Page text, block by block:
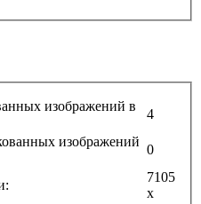
изображений в
4
изображений
0
7105
x